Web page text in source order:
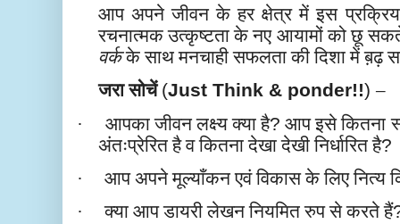
आप अपने जीवन के हर क्षेत्र में इस
रचनात्मक उत्कृष्टता के नए आयामों को छू
वर्कके साथ मनचाही सफलता की दिशा में ब़ढ़
जरा सोचें (Just Think & ponder!!)–
· आपका जीवन लक्ष्य क्या है? आप इसे कितना
अंतःप्रेरित है व कितना देखा देखी निर्धारित है?
· आप अपने मूल्याँकन एवं विकास के लिए नित्य
· क्या आप डायरी लेखन नियमित रुप से करते हैं